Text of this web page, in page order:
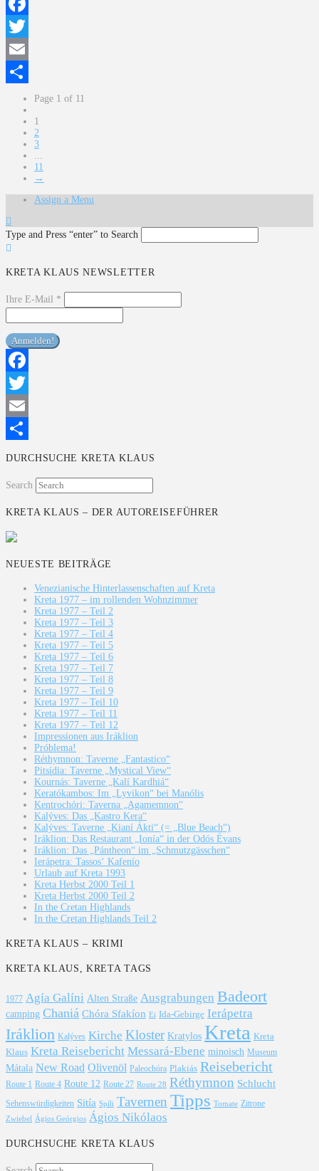
Facebook
Twitter
Email
Page 1 of 11
1
2
3
11
→
Assign a Menu
Type and Press “enter” to Search
KRETA KLAUS NEWSLETTER
Ihre E-Mail *
Facebook
Twitter
Email
DURCHSUCHE KRETA KLAUS
Search
KRETA KLAUS – DER AUTOREISEFÜHRER
NEUESTE BEITRÄGE
Venezianische Hinterlassenschaften auf Kreta
Kreta 1977 – im rollenden Wohnzimmer
Kreta 1977 – Teil 2
Kreta 1977 – Teil 3
Kreta 1977 – Teil 4
Kreta 1977 – Teil 5
Kreta 1977 – Teil 6
Kreta 1977 – Teil 7
Kreta 1977 – Teil 8
Kreta 1977 – Teil 9
Kreta 1977 – Teil 10
Kreta 1977 – Teil 11
Kreta 1977 – Teil 12
Impressionen aus Iráklion
Próblema!
Réthymnon: Taverne „Fantastico“
Pitsídia: Taverne „Mystical View“
Kournás: Taverne „Kalí Kardhiá“
Keratókambos: Im „Lyvikon“ bei Manólis
Kentrochóri: Taverna „Agamemnon“
Kalýves: Das „Kastro Kera“
Kalýves: Taverne „Kianí Ákti“ (= „Blue Beach“)
Iráklion: Das Restaurant „Ionía“ in der Odós Évans
Iráklion: Das „Pántheon“ im „Schmutzgässchen“
Ierápetra: Tassos‘ Kafenío
Urlaub auf Kreta 1993
Kreta Herbst 2000 Teil 1
Kreta Herbst 2000 Teil 2
In the Cretan Highlands
In the Cretan Highlands Teil 2
KRETA KLAUS – KRIMI
KRETA KLAUS, KRETA TAGS
1977 Agía Galíni Alten Straße Ausgrabungen Badeort
camping Chaniá Chóra Sfakíon Ei Ida-Gebirge Ierápetra
Iráklion Kalýves Kirche Kloster Kratylos Kreta Kreta
Klaus Kreta Reisebericht Messará-Ebene minoisch Museum
Mátala New Road Olivenöl Paleochóra Plakiás Reisebericht
Route 1 Route 4 Route 12 Route 27 Route 28 Réthymnon Schlucht
Sehenswürdigkeiten Sitía Spíli Tavernen Tipps Tomate Zitrone
Zwiebel Ágios Geórgios Ágios Nikólaos
DURCHSUCHE KRETA KLAUS